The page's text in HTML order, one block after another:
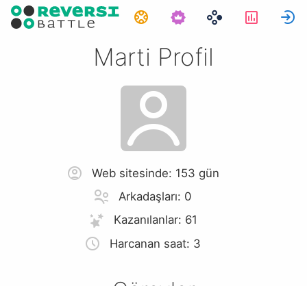
Görevler
Marti Profil
Web sitesinde: 153 gün
Arkadaşları: 0
Kazanılanlar: 61
Harcanan saat: 3